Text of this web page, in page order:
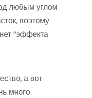
любым углом
поэтому
“эффекта
а вот
много.